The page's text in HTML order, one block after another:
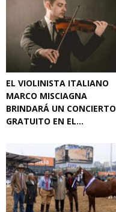
EL VIOLINISTA ITALIANO
MARCO MISCIAGNA
BRINDARÁ UN CONCIERTO
GRATUITO EN EL...